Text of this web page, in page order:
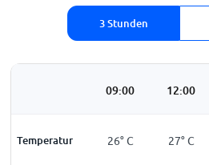
3 Stunden
09:00 12:00
Temperatur
26°C 26°C 27°C